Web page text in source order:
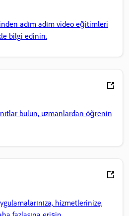
adım adım video eğitimleri
bilgi edinin.
bulun, uzmanlardan öğrenin
hizmetlerinize,